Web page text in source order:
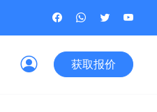
获取报价